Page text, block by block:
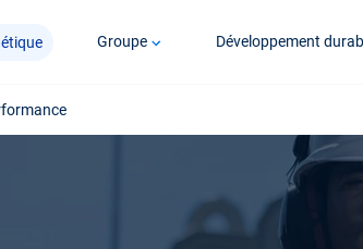
Groupe Développement